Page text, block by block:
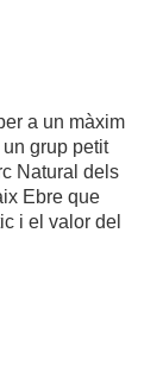
a un màxim
grup petit
Natural dels
Ebre que
i el valor del